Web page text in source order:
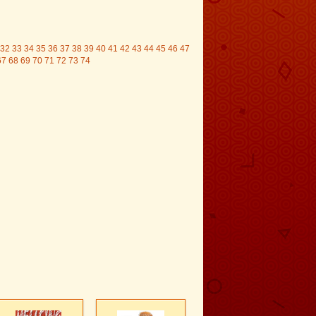
32 33 34 35 36 37 38 39 40 41 42 43 44 45 46 47
68 69 70 71 72 73 74